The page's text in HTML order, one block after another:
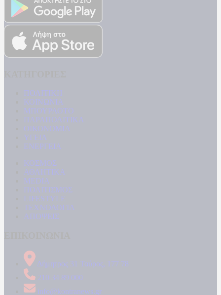
ΠΟΛΙΤΙΚΗ
ΚΟΙΝΩΝΙΑ
ΜΠΟΥΡΛΟΤΟ
ΠΑΡΑΠΟΛΙΤΙΚΑ
ΟΙΚΟΝΟΜΙΑ
ΥΓΕΙΑ
ΕΝΕΡΓΕΙΑ
ΚΟΣΜΟΣ
ΑΘΛΗΤΙΚΑ
MEDIA
ΠΟΛΙΤΙΣΜΟΣ
LIFESTYLE
ΤΕΧΝΟΛΟΓΙΑ
ΑΠΟΨΕΙΣ
Δήμητρος 31 Ταύρος, 177 78
210 34 89 000
info@kontranews.gr